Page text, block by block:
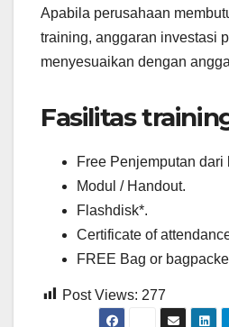
Apabila perusahaan
training, anggaran investasi
menyesuaikan dengan
Fasilitas
Free Penjemputan dari
Modul / Handout.
Flashdisk*.
Certificate of
FREE Bag or
Post Views: 277